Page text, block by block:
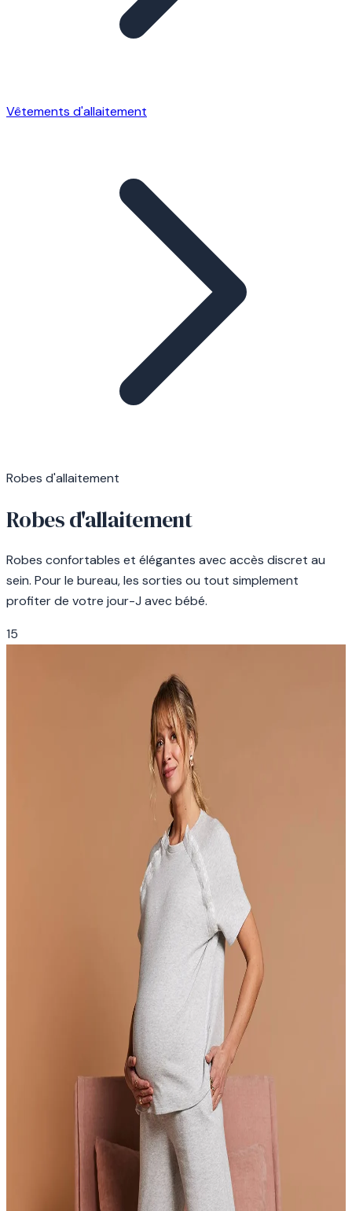
Vêtements d'allaitement
Robes d'allaitement
Robes d'allaitement
Robes confortables et élégantes avec accès discret au
sein. Pour le bureau, les sorties ou tout simplement
profiter de votre jour-J avec bébé.
15